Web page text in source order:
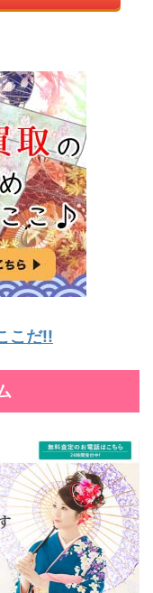
こだ!!